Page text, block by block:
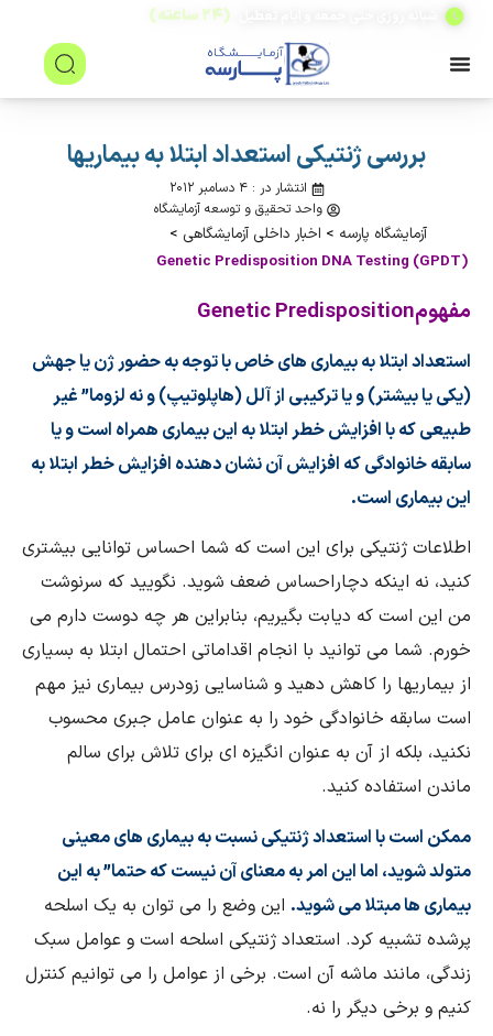
(۲۴ ساعته)
بررسی ژنتیکی استعداد ابتلا به بیماریها
انتشار در : ۴ دسامبر ۲۰۱۲
واحد تحقیق و توسعه آزمایشگاه
آزمایشگاه پارسه > اخبار داخلی آزمایشگاهی >
Genetic Predisposition DNA Testing (GPDT)
مفهومGenetic Predisposition
استعداد ابتلا به بیماری های خاص با توجه به حضور ژن یا جهش
(یکی یا بیشتر) و یا ترکیبی از آلل (هاپلوتیپ) و نه لزوما” غیر
طبیعی که با افزایش خطر ابتلا به این بیماری همراه است و یا
سابقه خانوادگی که افزایش آن نشان دهنده افزایش خطر ابتلا به
این بیماری است.
اطلاعات ژنتیکی برای این است که شما احساس توانایی بیشتری
کنید، نه اینکه دچاراحساس ضعف شوید. نگویید که سرنوشت
من این است که دیابت بگیریم، بنابراین هر چه دوست دارم می
خورم. شما می توانید با انجام اقداماتی احتمال ابتلا به بسیاری
از بیماریها را کاهش دهید و شناسایی زودرس بیماری نیز مهم
است سابقه خانوادگی خود را به عنوان عامل جبری محسوب
نکنید، بلکه از آن به عنوان انگیزه ای برای تلاش برای سالم
ماندن استفاده کنید.
ممکن است با استعداد ژنتیکی نسبت به بیماری های معینی
متولد شوید، اما این امر بهمعنای آن نیست که حتما” به این
بیماری ها مبتلا می شوید. این وضع را می توان به یک اسلحه
پرشده تشبیه کرد. استعداد ژنتیکی اسلحه است و عوامل سبک
زندگی، مانند ماشه آن است. برخی از عوامل را می توانیم کنترل
کنیم و برخی دیگر را نه.